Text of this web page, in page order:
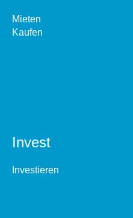
Mieten
Kaufen
Invest
Investieren